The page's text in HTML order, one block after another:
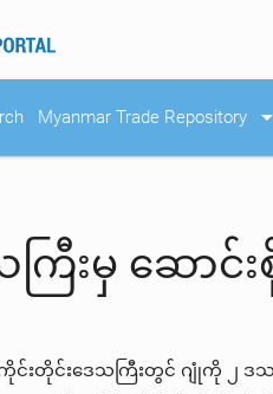
Myanmar Trade Repository arrow_drop_down
ြီးမှ ဆော
င်းတိုင်းဒေသကြီးတွင် ဂျုံကို ၂ ဒသ